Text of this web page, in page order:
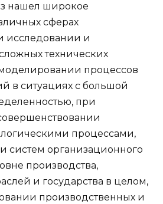
нашел широкое
сферах
исследовании и
технических
процессов
в ситуациях с большой
при
процессами,
систем организационного
производства,
и государства в целом,
производственных и